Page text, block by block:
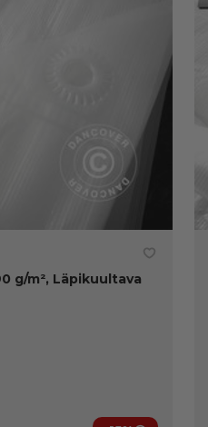
g/m², Läpikuultava